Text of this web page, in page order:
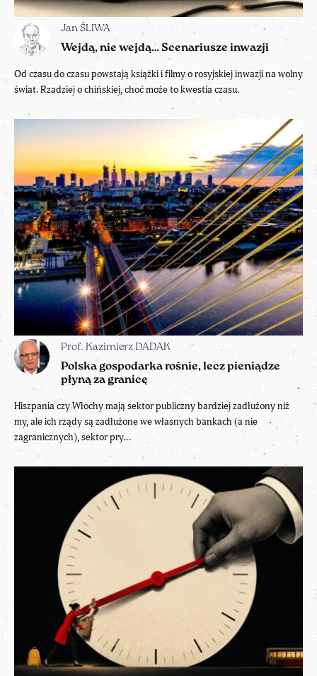
Jan ŚLIWA
Wejdą, nie wejdą… Scenariusze inwazji
Od czasu do czasu powstają książki i filmy o rosyjskiej inwazji na wolny
świat. Rzadziej o chińskiej, choć może to kwestia czasu.
Prof. Kazimierz DADAK
Polska gospodarka rośnie, lecz pieniądze
płyną za granicę
Hiszpania czy Włochy mają sektor publiczny bardziej zadłużony niż
my, ale ich rządy są zadłużone we własnych bankach (a nie
zagranicznych), sektor pry...